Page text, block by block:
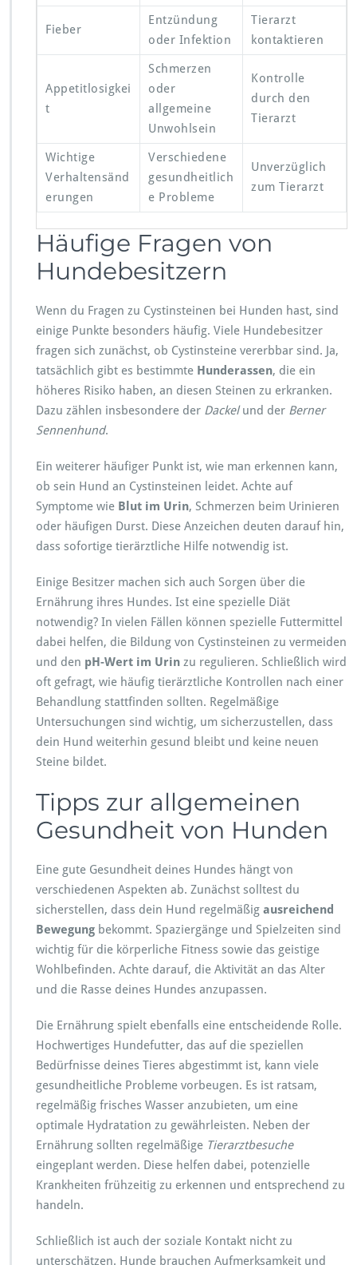
Fieber
Entzündung
oder Infektion
Tierarzt
kontaktieren
Appetitlosigkei
t
Schmerzen
oder
allgemeine
Unwohlsein
Kontrolle
durch den
Tierarzt
Wichtige
Verhaltensänd
erungen
Verschiedene
gesundheitlich
e Probleme
Unverzüglich
zum Tierarzt
Häufige Fragen von
Hundebesitzern
Wenn du Fragen zu Cystinsteinen bei Hunden hast, sind
einige Punkte besonders häufig. Viele Hundebesitzer
fragen sich zunächst, ob Cystinsteine vererbbar sind. Ja,
tatsächlich gibt es bestimmte Hunderassen, die ein
höheres Risiko haben, an diesen Steinen zu erkranken.
Dazu zählen insbesondere der Dackelund der Berner
Sennenhund.
Ein weiterer häufiger Punkt ist, wie man erkennen kann,
ob sein Hund an Cystinsteinen leidet. Achte auf
Symptome wie Blut im Urin, Schmerzen beim Urinieren
oder häufigen Durst. Diese Anzeichen deuten darauf hin,
dass sofortige tierärztliche Hilfe notwendig ist.
Einige Besitzer machen sich auch Sorgen über die
Ernährung ihres Hundes. Ist eine spezielle Diät
notwendig? In vielen Fällen können spezielle Futtermittel
dabei helfen, die Bildung von Cystinsteinen zu vermeiden
und den pH-Wert im Urin zu regulieren. Schließlich wird
oft gefragt, wie häufig tierärztliche Kontrollen nach einer
Behandlung stattfinden sollten. Regelmäßige
Untersuchungen sind wichtig, um sicherzustellen, dass
dein Hund weiterhin gesund bleibt und keine neuen
Steine bildet.
Tipps zur allgemeinen
Gesundheit von Hunden
Eine gute Gesundheit deines Hundes hängt von
verschiedenen Aspekten ab. Zunächst solltest du
sicherstellen, dass dein Hund regelmäßig ausreichend
Bewegung bekommt. Spaziergänge und Spielzeiten sind
wichtig für die körperliche Fitness sowie das geistige
Wohlbefinden. Achte darauf, die Aktivität an das Alter
und die Rasse deines Hundes anzupassen.
Die Ernährung spielt ebenfalls eine entscheidende Rolle.
Hochwertiges Hundefutter, das auf die speziellen
Bedürfnisse deines Tieres abgestimmt ist, kann viele
gesundheitliche Probleme vorbeugen. Es ist ratsam,
regelmäßig frisches Wasser anzubieten, um eine
optimale Hydratation zu gewährleisten. Neben der
Ernährung sollten regelmäßige Tierarztbesuche
eingeplant werden. Diese helfen dabei, potenzielle
Krankheiten frühzeitig zu erkennen und entsprechend zu
handeln.
Schließlich ist auch der soziale Kontakt nicht zu
unterschätzen. Hunde brauchen Aufmerksamkeit und